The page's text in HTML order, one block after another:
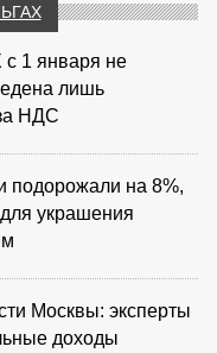
1 января не
лишь
НДС
подорожали на 8%,
украшения
Москвы: эксперты
доходы